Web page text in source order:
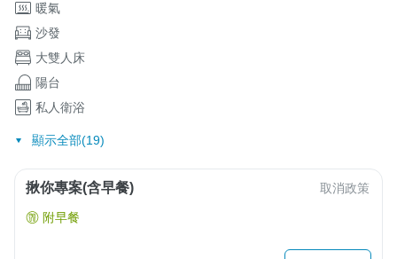
暖氣
沙發
大雙人床
陽台
私人衛浴
顯示全部(19)
揪你專案(含早餐) 取消政策
附早餐